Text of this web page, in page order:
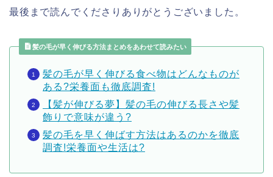
最後まで読んでくださりありがとうございました。
髪の毛が早く伸びる方法まとめをあわせて読みたい
髪の毛が早く伸びる食べ物はどんなものが
ある?栄養面も徹底調査!
【髪が伸びる夢】髪の毛の伸びる長さや髪
飾りで意味が違う?
髪の毛を早く伸ばす方法はあるのかを徹底
調査!栄養面や生活は?